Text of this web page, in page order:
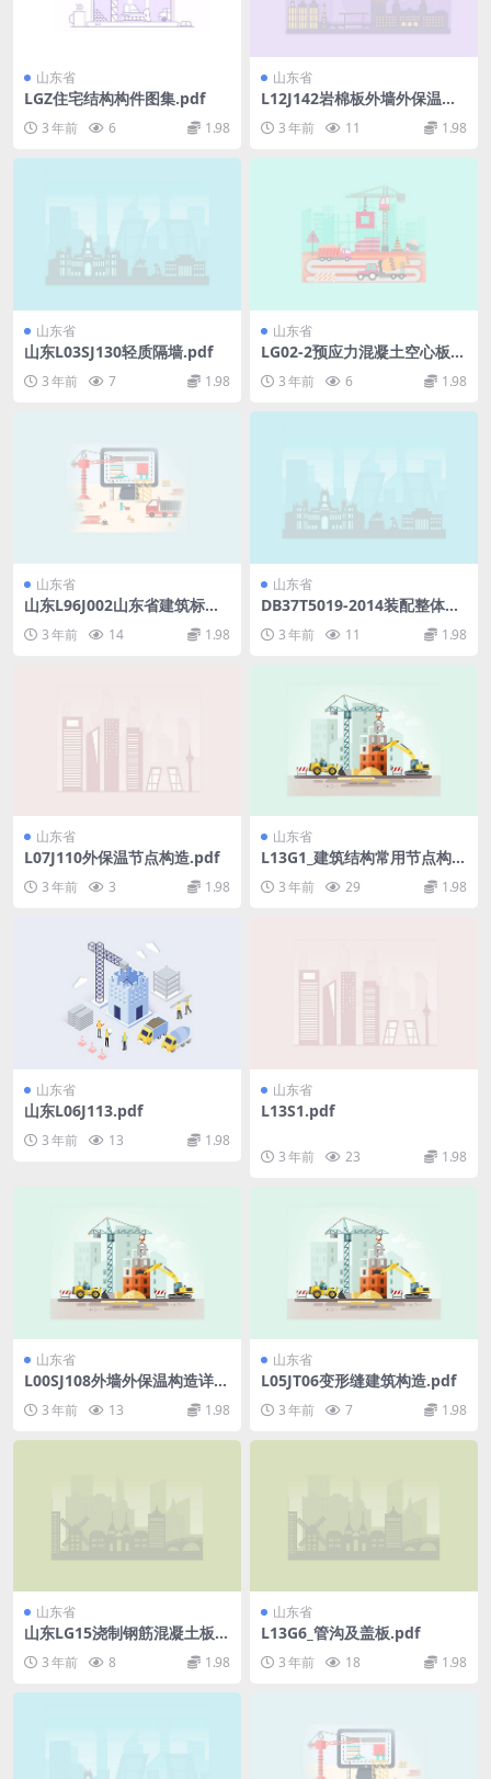
山东省
LGZ住宅结构构件图集.pdf
3 年前 6 1.98
山东省
L12J142岩棉板外墙外保温系
统构造详图图集(有水印.pdf
3 年前 11 1.98
山东省
山东L03SJ130轻质隔墙.pdf
3 年前 7 1.98
山东省
LG02-2预应力混凝土空心板图
3 年前 6 1.98
山东省
山东L96J002山东省建筑标准
3 年前 14 1.98
山东省
DB37T5019-2014装配整体式
收规程.pdf
3 年前 11 1.98
山东省
L07J110外保温节点构造.pdf
3 年前 3 1.98
山东省
L13G1_建筑结构常用节点构
3 年前 29 1.98
山东省
山东L06J113.pdf
3 年前 13 1.98
山东省
L13S1.pdf
3 年前 23 1.98
山东省
L00SJ108外墙外保温构造详图
3 年前 13 1.98
山东省
L05JT06变形缝建筑构造.pdf
3 年前 7 1.98
山东省
山东LG15浇制钢筋混凝土板式
3 年前 8 1.98
山东省
L13G6_管沟及盖板.pdf
3 年前 18 1.98